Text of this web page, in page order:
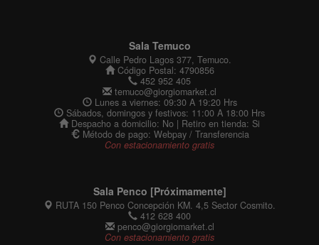
Sala Temuco
Calle Pedro Lagos 377, Temuco.
Código Postal: 4790856
452 952 405
temuco@giorgiomarket.cl
Lunes a viernes: 09:30 A 19:20 Hrs
Sábados, domingos y festivos: 11:00 A 18:00 Hrs
Despacho a domicilio: No | Retiro en tienda: Si
Método de pago: Webpay / Transferencia
Con estacionamiento gratis
Sala Penco [Próximamente]
RUTA 150 Penco Concepción KM. 4,5 Sector Cosmito.
412 628 400
penco@giorgiomarket.cl
Con estacionamiento gratis